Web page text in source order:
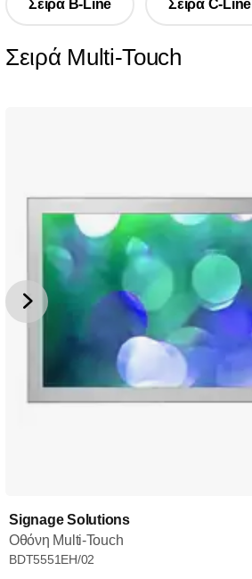
Σειρά B-Line Σειρά C-Line
Σειρά Multi-Touch
Signage Solutions
Οθόνη Multi-Touch
BDT5551EH/02